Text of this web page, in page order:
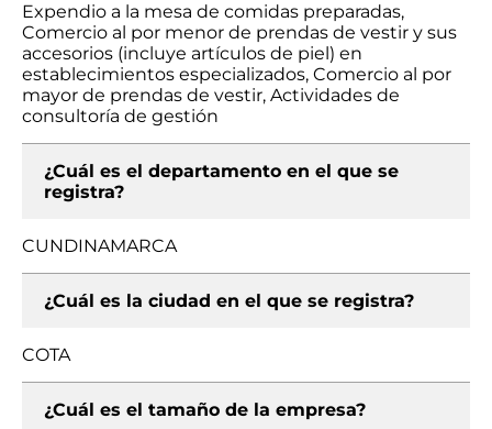
Expendio a la mesa de comidas preparadas,
Comercio al por menor de prendas de vestir y sus
accesorios (incluye artículos de piel) en
establecimientos especializados, Comercio al por
mayor de prendas de vestir, Actividades de
consultoría de gestión
¿Cuál es el departamento en el que se
registra?
CUNDINAMARCA
¿Cuál es la ciudad en el que se registra?
COTA
¿Cuál es el tamaño de la empresa?